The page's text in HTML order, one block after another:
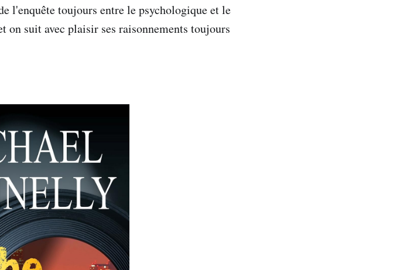
l'enquête toujours entre le psychologique et le
on suit avec plaisir ses raisonnements toujours